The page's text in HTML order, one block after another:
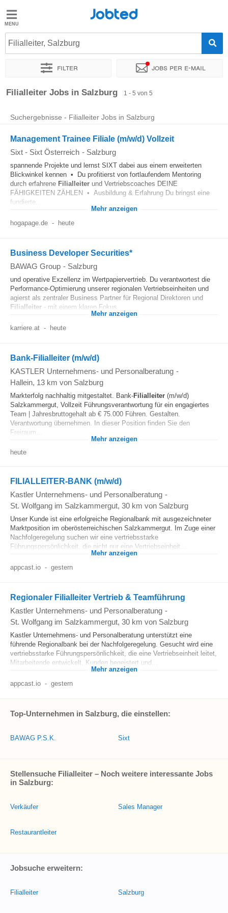
Jobted
Jobs
Jobted
Filialleiter, Salzburg
Filter Jobs per e-mail
Sortieren nach Genauer Standort Unternehmen
Filialleiter Jobs in Salzburg 1 - 5 von 5
Suchergebnisse - Filialleiter Jobs in Salzburg
Management Trainee Filiale (m/w/d) Vollzeit
Sixt - Sixt Österreich - Salzburg
spannende Projekte und lernst SIXT dabei aus einem erweiterten
Blickwinkel kennen • Du profitierst von fortlaufendem Mentoring
durch erfahrene Filialleiter und Vertriebscoaches DEINE
FÄHIGKEITEN ZÄHLEN • Ausbildung & Erfahrung Du bringst eine
fundierte...
Mehr anzeigen
hogapage.de - heute
Business Developer Securities*
BAWAG Group - Salzburg
und operative Exzellenz im Wertpapiervertrieb. Du verantwortest die
Performance-Optimierung unserer regionalen Vertriebseinheiten und
agierst als zentraler Business Partner für Regional Direktoren und
Filialleiter - mit einem klaren Fokus...
Mehr anzeigen
karriere.at - heute
Bank-Filialleiter (m/w/d)
KASTLER Unternehmens- und Personalberatung -
Hallein, 13 km von Salzburg
Markterfolg nachhaltig mitgestaltet. Bank-Filialleiter (m/w/d)
Salzkammergut, Vollzeit Führungsverantwortung für ein engagiertes
Team | Jahresbruttogehalt ab € 75.000 Führen. Gestalten.
Verantwortung übernehmen. In dieser Position finden Sie den
Freiraum...
Mehr anzeigen
heute
FILIALLEITER-BANK (m/w/d)
Kastler Unternehmens- und Personalberatung -
St. Wolfgang im Salzkammergut, 30 km von Salzburg
Unser Kunde ist eine erfolgreiche Regionalbank mit ausgezeichneter
Marktposition im oberösterreichischen Salzkammergut. Im Zuge einer
Nachfolgeregelung suchen wir eine vertriebsstarke
Führungspersönlichkeit, die nicht nur eine Vertriebseinheit...
Mehr anzeigen
appcast.io - gestern
Regionaler Filialleiter Vertrieb & Teamführung
Kastler Unternehmens- und Personalberatung -
St. Wolfgang im Salzkammergut, 30 km von Salzburg
Kastler Unternehmens- und Personalberatung unterstützt eine
führende Regionalbank bei der Nachfolgeregelung. Gesucht wird eine
vertriebsstarke Führungspersönlichkeit, die eine Vertriebseinheit leitet,
Mitarbeitende entwickelt, Kunden begeistert und...
Mehr anzeigen
appcast.io - gestern
Top-Unternehmen in Salzburg, die einstellen:
BAWAG P.S.K. Sixt
Stellensuche Filialleiter – Noch weitere interessante Jobs
in Salzburg:
Verkäufer
Restaurantleiter
Sales Manager
Jobsuche erweitern:
Filialleiter Salzburg